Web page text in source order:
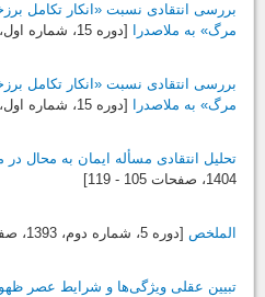
بررسی انتقادی نسبت «انکار تکامل
مرگ» به ملاصدرا [دوره 15، شماره اول،
بررسی انتقادی نسبت «انکار تکامل
مرگ» به ملاصدرا [دوره 15، شماره اول،
تحلیل انتقادی مسأله ایمان به محال
1404، صفحات 105 - 119]
الملخص [دوره 5، شماره دوم، 1393،
تبیین عقلی ویژگی‌ها و شرایط عصر